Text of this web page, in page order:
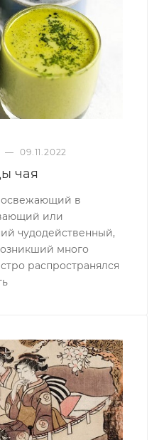
— 09.11.2022
чая
в
или
чудодейственный,
много
распространялся